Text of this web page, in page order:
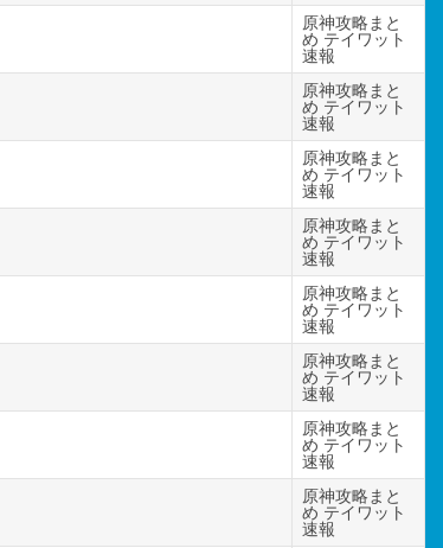
原神攻略まと
め テイワット
速報
原神攻略まと
め テイワット
速報
原神攻略まと
め テイワット
速報
原神攻略まと
め テイワット
速報
原神攻略まと
め テイワット
速報
原神攻略まと
め テイワット
速報
原神攻略まと
め テイワット
速報
原神攻略まと
め テイワット
速報